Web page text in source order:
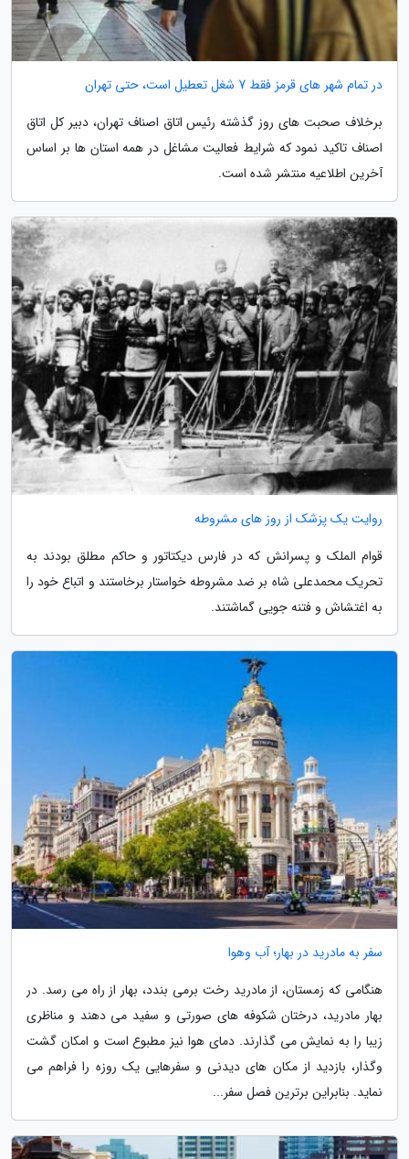
در تمام شهر های قرمز فقط 7 شغل تعطیل است، حتی تهران
برخلاف صحبت های روز گذشته رئیس اتاق اصناف تهران، دبیر کل اتاق
اصناف تاکید نمود که شرایط فعالیت مشاغل در همه استان ها بر اساس
آخرین اطلاعیه منتشر شده است.
روایت یک پزشک از روز های مشروطه
قوام الملک و پسرانش که در فارس دیکتاتور و حاکم مطلق بودند به
تحریک محمدعلی شاه بر ضد مشروطه خواستار برخاستند و اتباع خود را
به اغتشاش و فتنه جویی گماشتند.
سفر به مادرید در بهار؛ آب وهوا
هنگامی که زمستان، از مادرید رخت برمی بندد، بهار از راه می رسد. در
بهار مادرید، درختان شکوفه های صورتی و سفید می دهند و مناظری
زیبا را به نمایش می گذارند. دمای هوا نیز مطبوع است و امکان گشت
وگذار، بازدید از مکان های دیدنی و سفرهایی یک روزه را فراهم می
نماید. بنابراین برترین فصل سفر...